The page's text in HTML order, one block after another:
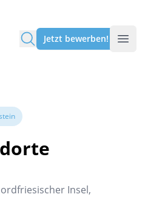
Jetzt bewerben!
Insel,